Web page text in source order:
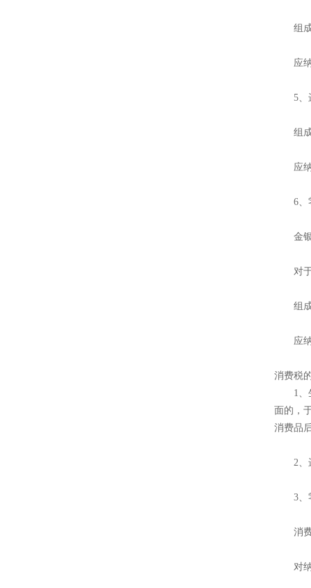
组成
应纳
5、进
组成
应纳
6、零
金银
对于
组成
应纳
消费税
1、生
面的，
消费品
2、进
3、零
消费
对纳